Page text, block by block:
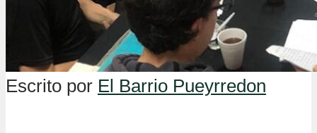
Escrito por El Barrio Pueyrredon